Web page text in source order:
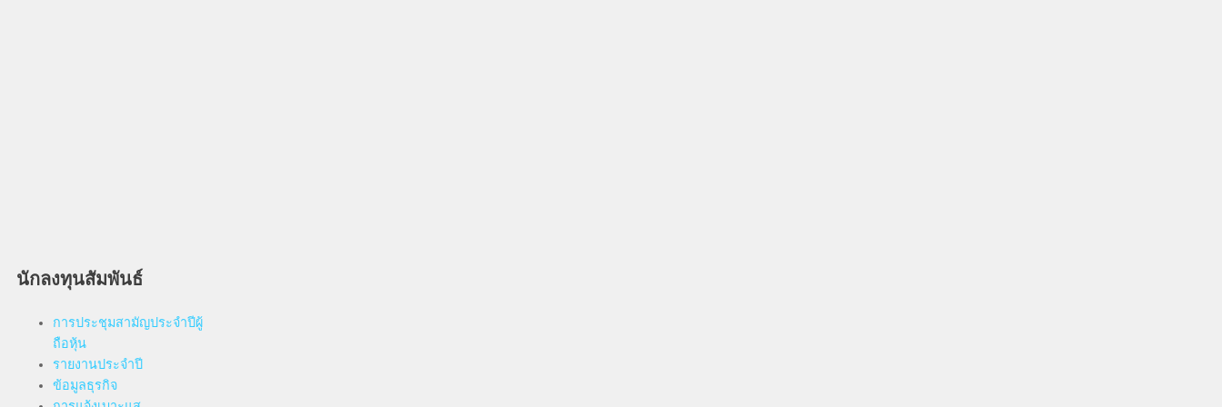
นักลงทุนสัมพันธ์
การประชุมสามัญประจำปีผู้
ถือหุ้น
รายงานประจำปี
ข้อมูลธุรกิจ